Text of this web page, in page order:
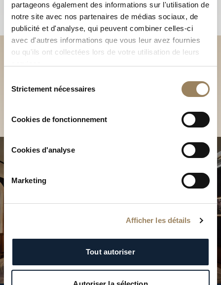
partageons également des informations sur l'utilisation de
notre site avec nos partenaires de médias sociaux, de
publicité et d'analyse, qui peuvent combiner celles-ci
avec d'autres informations que vous leur avez fournies
ou qu'ils ont collectées lors de votre utilisation de leurs
duStrictement nécessaires
Cookies de fonctionnement
Cookies d'analyse
Marketing
Afficher les détails
Tout autoriser
Découvrez nos collections
en Boutique